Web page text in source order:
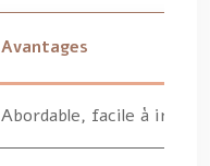
Avantages
Abordable, facile à